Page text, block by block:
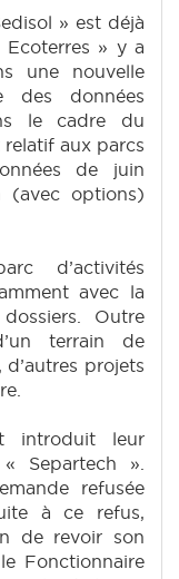
» est déjà
» y a
une nouvelle
des données
le cadre du
aux parcs
de juin
(avec options)
d’activités
avec la
Outre
terrain de
projets
introduit leur
Separtech ».
refusée
à ce refus,
de revoir son
Fonctionnaire